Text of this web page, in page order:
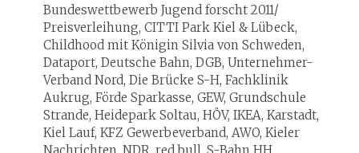
Bundeswettbewerb Jugend forscht 2011/
Preisverleihung, CITTI Park Kiel & Lübeck,
Childhood mit Königin Silvia von Schweden,
Dataport, Deutsche Bahn, DGB, Unternehmer-
Verband Nord, Die Brücke S-H, Fachklinik
Aukrug, Förde Sparkasse, GEW, Grundschule
Strande, Heidepark Soltau, HÖV, IKEA, Karstadt,
Kiel Lauf, KFZ Gewerbeverband, AWO, Kieler